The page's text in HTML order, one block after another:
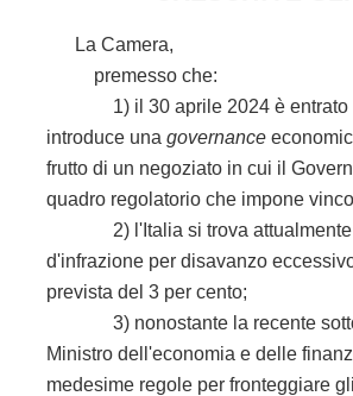
La Camera,
premesso che:
1) il 30 aprile 2024 è entrato
introduce unagovernance
frutto di un negoziato in cui il
quadro regolatorio che impone
2) l'Italia si trova attualmente
d'infrazione per disavanzo
prevista del 3 per cento;
3) nonostante la recente
Ministro dell'economia e delle
medesime regole per fronteggiare